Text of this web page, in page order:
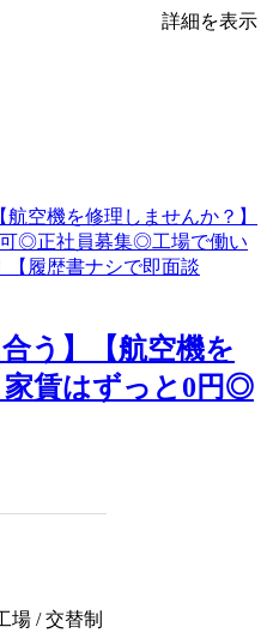
詳細を表示
う】【航空機を
賃はずっと0円◎
場 / 交替制